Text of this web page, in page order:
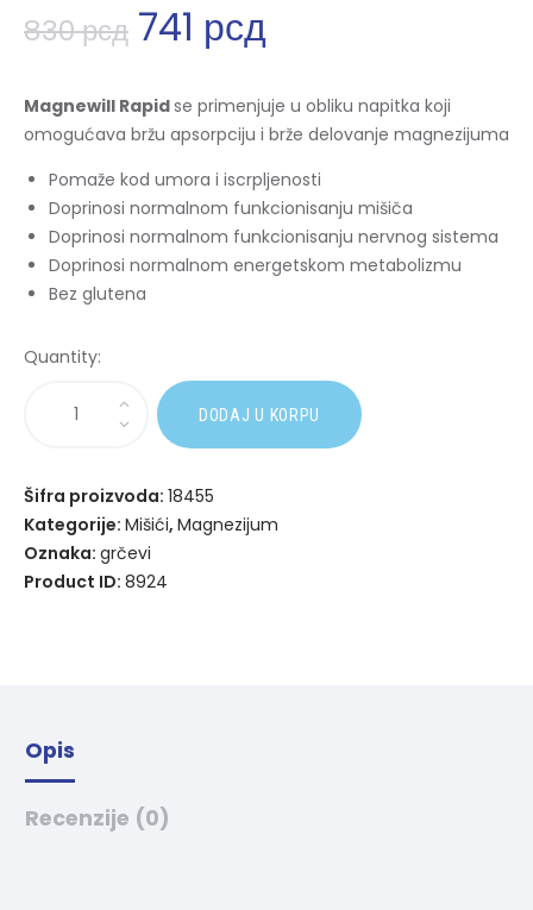
830рсд 741 рсд
Magnewill Rapidse primenjuje u obliku napitka koji
omogućava bržu apsorpciju i brže delovanje magnezijuma
Pomaže kod umora i iscrpljenosti
Doprinosi normalnom funkcionisanju mišiča
Doprinosi normalnom funkcionisanju nervnog sistema
Doprinosi normalnom energetskom metabolizmu
Bez glutena
Quantity:
DODAJ U KORPU
Šifra proizvoda: 18455
Kategorije: Mišići, Magnezijum
Oznaka: grčevi
Product ID: 8924
Opis
Recenzije (0)